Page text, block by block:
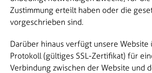
Zustimmung erteilt haben oder die
vorgeschrieben sind.
Darüber hinaus verfügt unsere Website
Protokoll (gültiges SSL-Zertifikat) für
Verbindung zwischen der Website und